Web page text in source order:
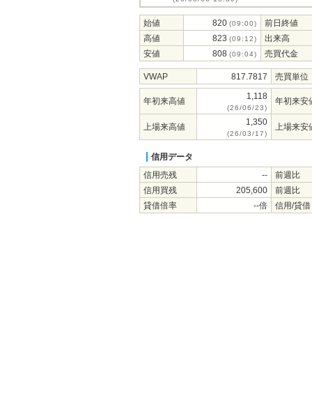
始値 820 (09:00)
前日終値
高値
823 (09:12)
出来高
安値
808 (09:04) 売買代金
VWAP 817.7817 売買単位
年初来高値 1,118
(26/06/23)
年初来安
上場来高値 1,350
(26/03/17)
上場来安
信用データ
信用売残
--
前週比
信用買残
205,600
前週比
貸借倍率
--倍 信用/貸借